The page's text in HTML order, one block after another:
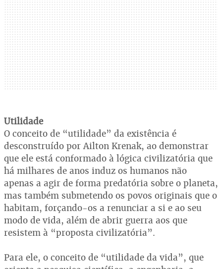
Utilidade
O conceito de “utilidade” da existência é
desconstruído por Ailton Krenak, ao demonstrar
que ele está conformado à lógica civilizatória que
há milhares de anos induz os humanos não
apenas a agir de forma predatória sobre o planeta,
mas também submetendo os povos originais que o
habitam, forçando-os a renunciar a si e ao seu
modo de vida, além de abrir guerra aos que
resistem à “proposta civilizatória”.
Para ele, o conceito de “utilidade da vida”, que